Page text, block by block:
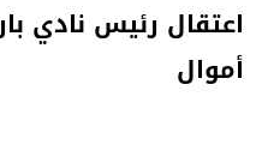
اعتقال رئيس نادي
أموال